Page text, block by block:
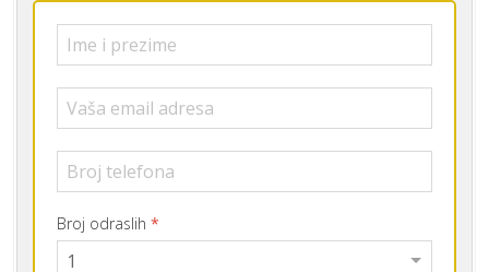
Broj odraslih *